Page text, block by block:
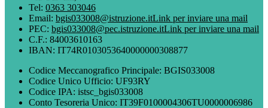
Tel: 0363 303046
Email: bgis033008@istruzione.itLink per inviare una mail
PEC: bgis033008@pec.istruzione.itLink per inviare una mail
C.F.: 84003610163
IBAN: IT74R0103053640000000308877
Codice Meccanografico Principale: BGIS033008
Codice Unico Ufficio: UF93RY
Codice IPA: istsc_bgis033008
Conto Tesoreria Unico: IT39F0100004306TU0000006986